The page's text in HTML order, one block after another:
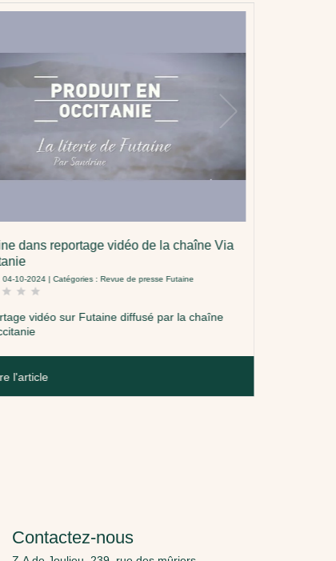
dans reportage vidéo de la chaîne Via
04-10-2024 | Catégories :Revue de presse Futaine
star star star
vidéo sur Futaine diffusé par la chaîne
l'article
Contactez-nous